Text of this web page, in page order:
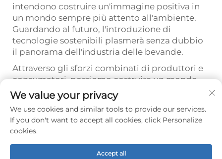
intendono costruire un'immagine positiva in
un mondo sempre più attento all'ambiente.
Guardando al futuro, l'introduzione di
tecnologie sostenibili plasmerà senza dubbio
il panorama dell'industria delle bevande.
Attraverso gli sforzi combinati di produttori e
consumatori, possiamo costruire un mondo
più sostenibile, una bevanda alla volta.
Prec : Come le Tecnologie di Riempimento Avanzate Possono Rivoluzionare le Tue Operazioni di Bevande
Massimizzare l'Efficienza della tua Macchina per il Riempimento di Bevande
We value your privacy
We use cookies and similar tools to provide our services.
If you don't want to accept all cookies, click Personalize
cookies.
Accept all